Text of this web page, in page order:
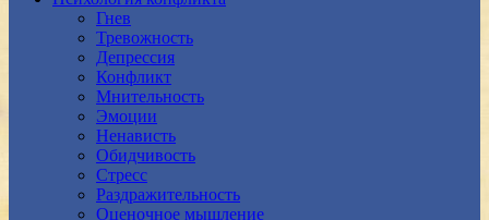
Гнев
Тревожность
Депрессия
Конфликт
Мнительность
Эмоции
Ненависть
Обидчивость
Стресс
Раздражительность
Оценочное мышление